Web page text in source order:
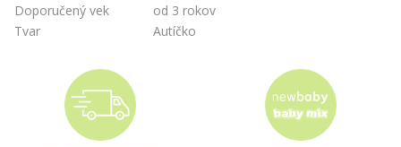
Doporučený vek
od 3 rokov
Tvar
Autíčko